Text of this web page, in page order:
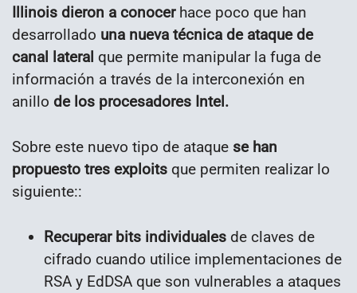
Illinois dieron a conocerhace poco que han
desarrollado una nueva técnica de ataque de
canal lateral que permite manipular la fuga de
información a través de la interconexión en
anillo de los procesadores Intel.
Sobre este nuevo tipo de ataque se han
propuesto tres exploits que permiten realizar lo
siguiente::
Recuperar bits individuales de claves de
cifrado cuando utilice implementaciones de
RSA y EdDSA que son vulnerables a ataques